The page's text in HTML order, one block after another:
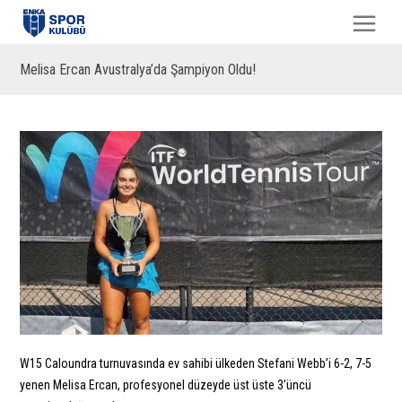
Melisa Ercan Avustralya’da Şampiyon Oldu!
W15 Caloundra turnuvasında ev sahibi ülkeden Stefani Webb’i 6-2, 7-5
yenen Melisa Ercan, profesyonel düzeyde üst üste 3’üncü